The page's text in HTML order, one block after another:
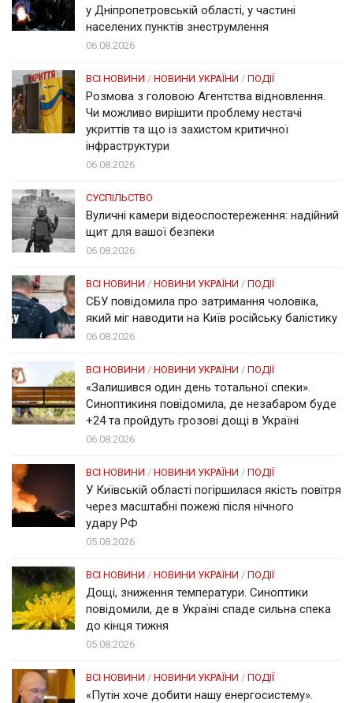
у Дніпропетровській області, у частині
населених пунктів знеструмлення
06.08.2026
ВСІ НОВИНИ / НОВИНИ УКРАЇНИ / ПОДІЇ
Розмова з головою Агентства відновлення.
Чи можливо вирішити проблему нестачі
укриттів та що із захистом критичної
інфраструктури
06.08.2026
СУСПІЛЬСТВО
Вуличні камери відеоспостереження: надійний
щит для вашої безпеки
06.08.2026
ВСІ НОВИНИ / НОВИНИ УКРАЇНИ / ПОДІЇ
СБУ повідомила про затримання чоловіка,
який міг наводити на Київ російську балістику
06.08.2026
ВСІ НОВИНИ / НОВИНИ УКРАЇНИ / ПОДІЇ
«Залишився один день тотальної спеки».
Синоптикиня повідомила, де незабаром буде
+24 та пройдуть грозові дощі в Україні
06.08.2026
ВСІ НОВИНИ / НОВИНИ УКРАЇНИ / ПОДІЇ
У Київській області погіршилася якість повітря
через масштабні пожежі після нічного
удару РФ
05.08.2026
ВСІ НОВИНИ / НОВИНИ УКРАЇНИ / ПОДІЇ
Дощі, зниження температури. Синоптики
повідомили, де в Україні спаде сильна спека
до кінця тижня
05.08.2026
ВСІ НОВИНИ / НОВИНИ УКРАЇНИ / ПОДІЇ
«Путін хоче добити нашу енергосистему».